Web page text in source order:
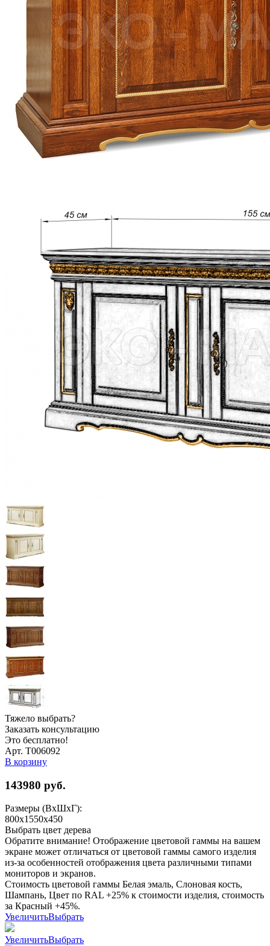
Тяжело выбрать?
Заказать консультацию
Это бесплатно!
Арт. Т006092
В корзину
143980 руб.
Размеры (ВхШхГ):
800x1550x450
Выбрать цвет дерева
Обратите внимание! Отображение цветовой гаммы на вашем
экране может отличаться от цветовой гаммы самого изделия
из-за особенностей отображения цвета различными типами
мониторов и экранов.
Стоимость цветовой гаммы Белая эмаль, Слоновая кость,
Шампань, Цвет по RAL +25% к стоимости изделия, стоимость
за Красный +45%.
УвеличитьВыбрать
УвеличитьВыбрать